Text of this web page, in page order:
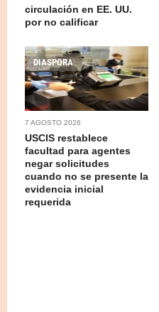
circulación en EE. UU.
por no calificar
DIASPORA
7 AGOSTO 2026
USCIS restablece
facultad para agentes
negar solicitudes
cuando no se presente la
evidencia inicial
requerida